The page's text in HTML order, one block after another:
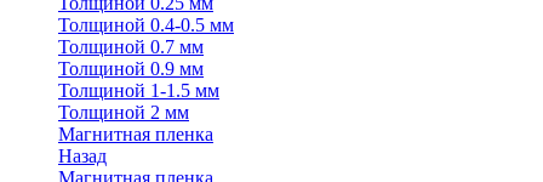
Толщиной 0.4-0.5 мм
Толщиной 0.7 мм
Толщиной 0.9 мм
Толщиной 1-1.5 мм
Толщиной 2 мм
Магнитная пленка
Назад
Магнитная пленка